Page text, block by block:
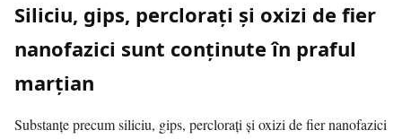
Siliciu, gips, perclorați și oxizi de fier
nanofazici sunt conținute în praful
marțian
Substanțe precum siliciu, gips, perclorați și oxizi de fier nanofazici